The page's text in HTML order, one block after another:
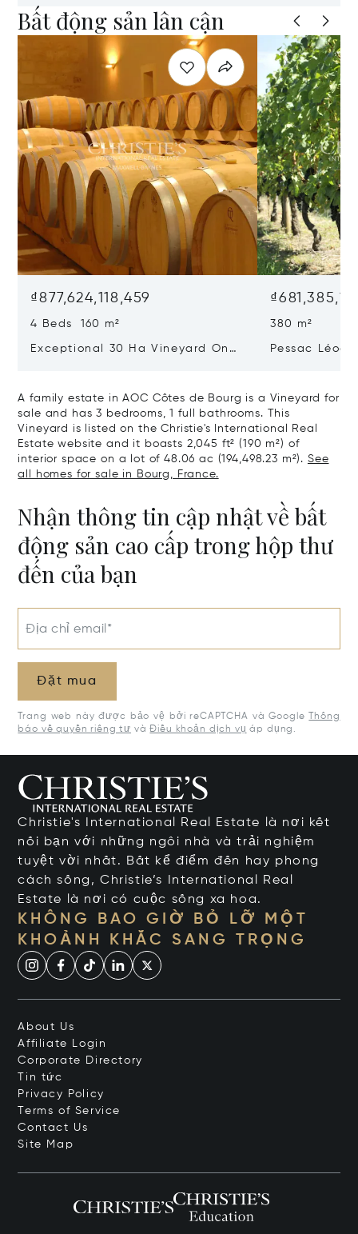
Bất động sản lân cận
₫877,624,118,459
4 Beds 160 m²
Exceptional 30 Ha Vineyard On
380 m²
Pessac
A family estate in AOC Côtes de Bourg is a Vineyard for
sale and has 3 bedrooms, 1 full bathrooms. This
Vineyard is listed on the Christie's International Real
Estate website and it boasts 2,045 ft² (190 m²) of
interior space on a lot of 48.06 ac (194,498.23 m²). See
all homes for sale in Bourg, France.
Nhận thông tin cập nhật về bất
động sản cao cấp trong hộp thư
đến của bạn
Địa chỉ email*
Đặt mua
Trang web này được bảo vệ bởi reCAPTCHA và Google
Thông
báo về quyền riêng tư vàĐiều khoản dịch vụ áp dụng.
Christie's International Real Estate là nơi kết
nối bạn với những ngôi nhà và trải nghiệm
tuyệt vời nhất. Bất kể điểm đến hay phong
cách sống, Christie’s International Real
Estate là nơi có cuộc sống xa hoa.
KHÔNG BAO GIỜ BỎ LỠ MỘT
KHOẢNH KHẮC SANG TRỌNG
About Us
Affiliate Login
Corporate Directory
Tin tức
Privacy Policy
Terms of Service
Contact Us
Site Map